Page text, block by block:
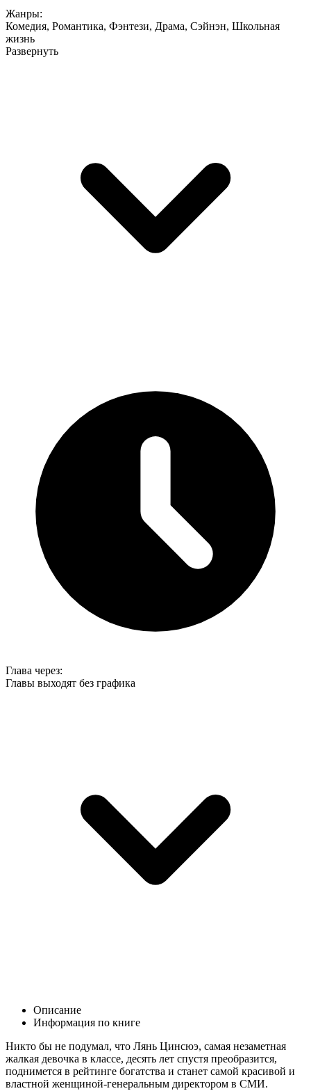
Жанры:
Комедия, Романтика, Фэнтези, Драма, Сэйнэн, Школьная
жизнь
Развернуть
Глава через:
Главы выходят без графика
Описание
Информация по книге
Никто бы не подумал, что Лянь Цинсюэ, самая незаметная
жалкая девочка в классе, десять лет спустя преобразится,
поднимется в рейтинге богатства и станет самой красивой и
властной женщиной-генеральным директором в СМИ.